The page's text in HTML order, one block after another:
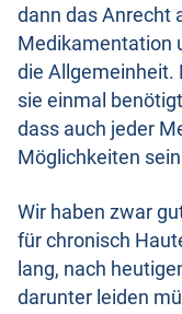
dann das Anrecht
Medikamentation
die Allgemeinheit.
sie einmal
dass auch jeder
Möglichkeiten
Wir haben zwar
für chronisch
lang, nach
darunter leiden